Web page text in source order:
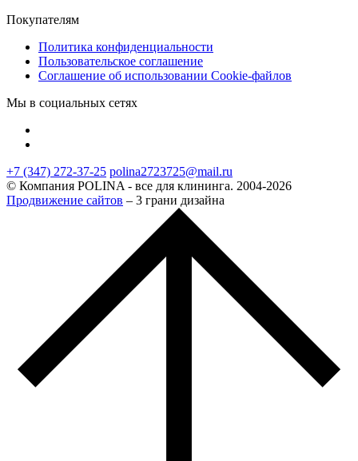
Покупателям
Политика конфиденциальности
Пользовательское соглашение
Соглашение об использовании Cookie-файлов
Мы в социальных сетях
+7 (347) 272-37-25 polina2723725@mail.ru
© Компания POLINA - все для клининга. 2004-2026
Продвижение сайтов – 3 грани дизайна